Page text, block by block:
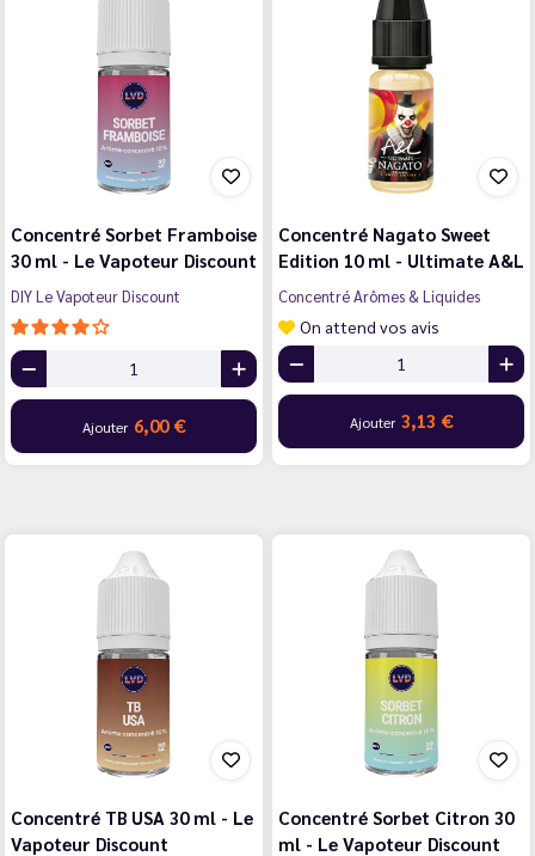
Concentré Sorbet Framboise
30 ml - Le Vapoteur Discount
DIY Le Vapoteur Discount
Ajouter 6,00 €
Concentré Nagato Sweet
Edition 10 ml - Ultimate A&L
Concentré Arômes & Liquides
On attend vos avis
Ajouter 3,13 €
Concentré TB USA 30 ml - Le
Vapoteur Discount
Concentré Sorbet Citron 30
ml - Le Vapoteur Discount